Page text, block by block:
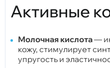
Активные
Молочная кислота—
кожу, стимулирует
упругость и